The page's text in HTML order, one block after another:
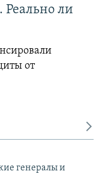
ли
от
генералы и